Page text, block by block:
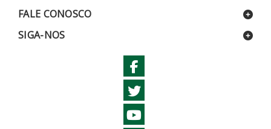
FALE CONOSCO
SIGA-NOS